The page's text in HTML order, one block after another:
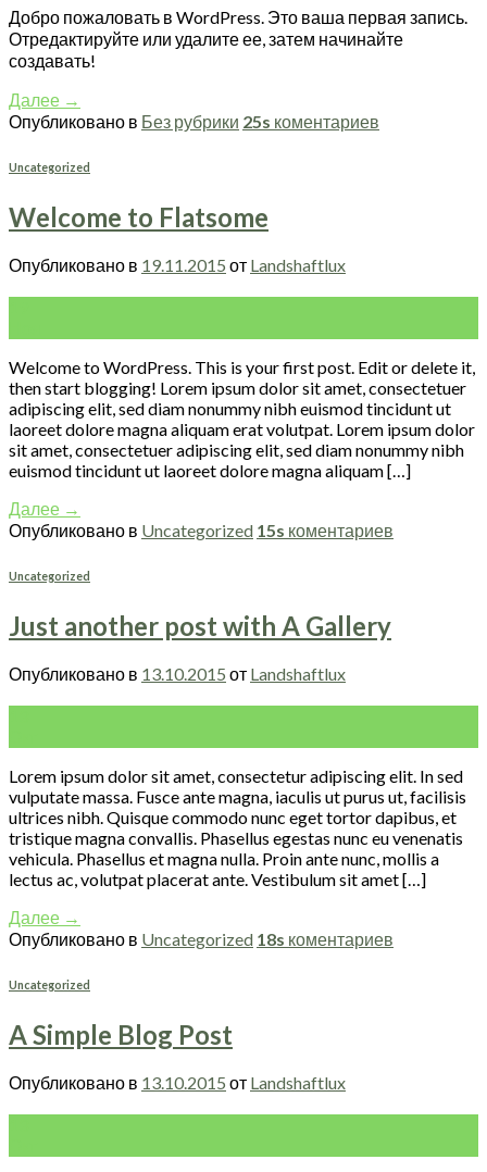
Добро пожаловать в WordPress. Это ваша первая запись.
Отредактируйте или удалите ее, затем начинайте
создавать!
Далее →
Опубликовано в Без рубрики 25s коментариев
Uncategorized
Welcome to Flatsome
Опубликовано в 19.11.2015 от Landshaftlux
Welcome to WordPress. This is your first post. Edit or delete it,
then start blogging! Lorem ipsum dolor sit amet, consectetuer
adipiscing elit, sed diam nonummy nibh euismod tincidunt ut
laoreet dolore magna aliquam erat volutpat. Lorem ipsum dolor
sit amet, consectetuer adipiscing elit, sed diam nonummy nibh
euismod tincidunt ut laoreet dolore magna aliquam […]
Далее →
Опубликовано в Uncategorized 15s коментариев
Uncategorized
Just another post with A Gallery
Опубликовано в 13.10.2015 от Landshaftlux
Lorem ipsum dolor sit amet, consectetur adipiscing elit. In sed
vulputate massa. Fusce ante magna, iaculis ut purus ut, facilisis
ultrices nibh. Quisque commodo nunc eget tortor dapibus, et
tristique magna convallis. Phasellus egestas nunc eu venenatis
vehicula. Phasellus et magna nulla. Proin ante nunc, mollis a
lectus ac, volutpat placerat ante. Vestibulum sit amet […]
Далее →
Опубликовано в Uncategorized 18s коментариев
Uncategorized
A Simple Blog Post
Опубликовано в 13.10.2015 от Landshaftlux